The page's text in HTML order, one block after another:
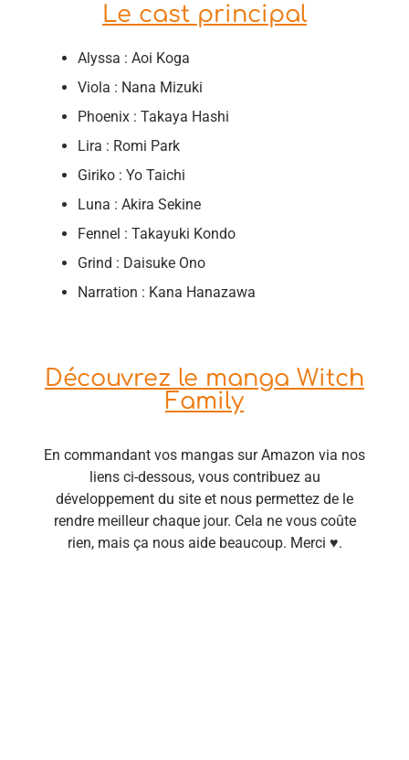
Le cast principal
Alyssa : Aoi Koga
Viola : Nana Mizuki
Phoenix : Takaya Hashi
Lira : Romi Park
Giriko : Yo Taichi
Luna : Akira Sekine
Fennel : Takayuki Kondo
Grind : Daisuke Ono
Narration : Kana Hanazawa
Découvrez le manga Witch
Family
En commandant vos mangas sur Amazon via nos
liens ci-dessous, vous contribuez au
développement du site et nous permettez de le
rendre meilleur chaque jour. Cela ne vous coûte
rien, mais ça nous aide beaucoup. Merci ♥.